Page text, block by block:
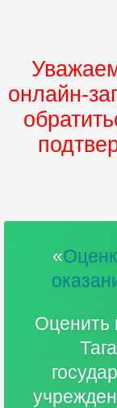
онлайн-
«
Оценить